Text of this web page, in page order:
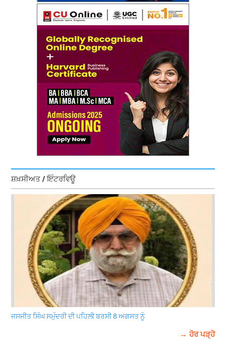
ਸ਼ਖ਼ਸੀਅਤ / ਇੰਟਰਵਿਊ
ਜਸਜੀਤ ਸਿੰਘ ਸਮੁੰਦਰੀ ਦੀ ਪਹਿਲੀ ਬਰਸੀ 8 ਅਗਸਤ ਨੂੰ
→ ਹੋਰ ਪੜ੍ਹੋ